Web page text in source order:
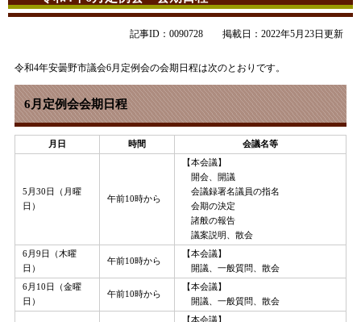
記事ID：0090728 掲載日：2022年5月23日更新
令和4年安曇野市議会6月定例会の会期日程は次のとおりです。
6月定例会会期日程
月日 時間 会議名等
5月30日（月曜
日）
午前10時から
【本会議】
開会、開議
会議録署名議員の指名
会期の決定
諸般の報告
議案説明、散会
6月9日（木曜
日）
午前10時から
【本会議】
開議、一般質問、散会
6月10日（金曜
日）
午前10時から
【本会議】
開議、一般質問、散会
【本会議】